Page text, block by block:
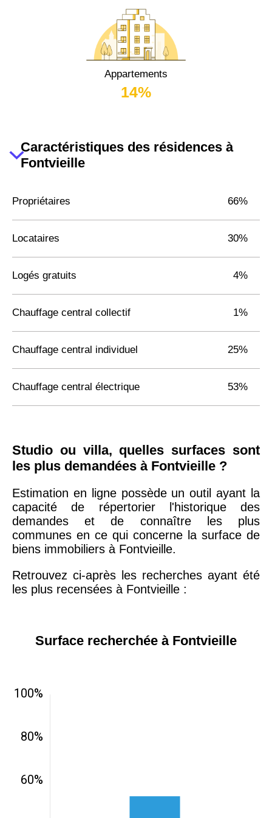
Appartements
14%
Caractéristiques des résidences à
Fontvieille
Propriétaires 66%
Locataires 30%
Logés gratuits 4%
Chauffage central collectif 1%
Chauffage central individuel 25%
Chauffage central électrique 53%
Studio ou villa, quelles surfaces sont
les plus demandées à Fontvieille ?
Estimation en ligne possède un outil ayant la
capacité de répertorier l'historique des
demandes et de connaître les plus
communes en ce qui concerne la surface de
biens immobiliers à Fontvieille.
Retrouvez ci-après les recherches ayant été
les plus recensées à Fontvieille :
Surface recherchée à Fontvieille